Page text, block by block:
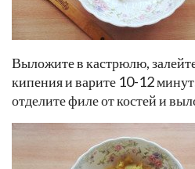
Выложите в кастрюлю,
кипения и варите 10-12
отделите филе от костей и